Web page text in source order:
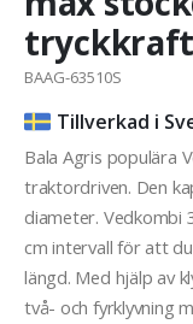
BAAG-63510S
Tillverkad i
Bala Agris populära
traktordriven. Den
diameter. Vedkombi
cm intervall för att
längd. Med hjälp av
två- och fyrklyvning